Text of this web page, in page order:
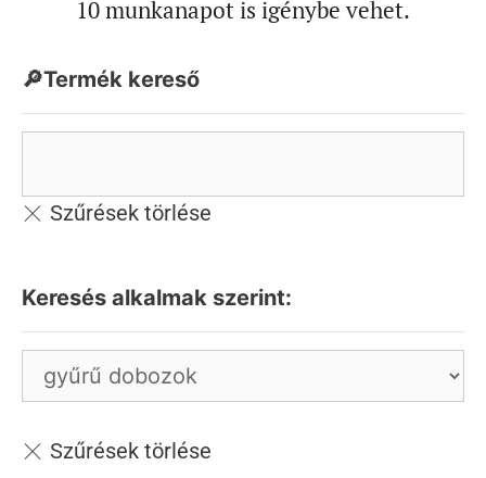
10 munkanapot is igénybe vehet.
🔎Termék kereső
Keresés alkalmak szerint: